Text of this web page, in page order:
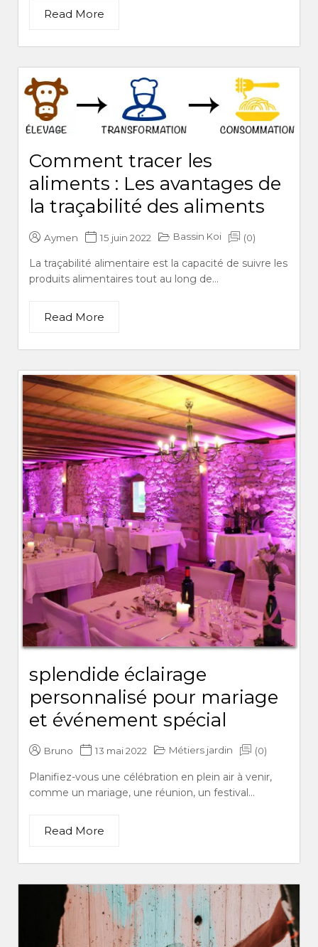
Read More
Comment tracer les
aliments : Les avantages de
la traçabilité des aliments
Aymen 15 juin 2022 Bassin Koi (0)
La traçabilité alimentaire est la capacité de suivre les
produits alimentaires tout au long de...
Read More
splendide éclairage
personnalisé pour mariage
et événement spécial
Bruno 13 mai 2022 Métiers jardin (0)
Planifiez-vous une célébration en plein air à venir,
comme un mariage, une réunion, un festival...
Read More